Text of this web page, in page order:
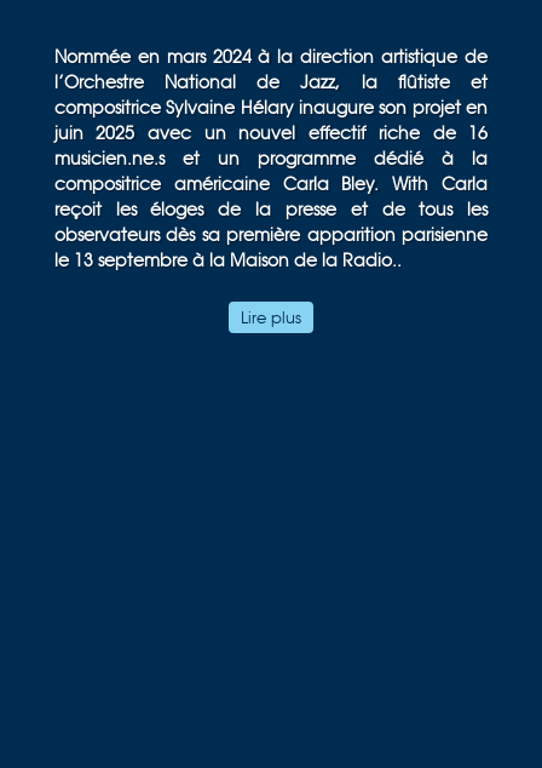
Nommée en mars 2024 à la direction artistique de
l’Orchestre National de Jazz, la flûtiste et
compositrice Sylvaine Hélary inaugure son projet en
juin 2025 avec un nouvel effectif riche de 16
musicien.ne.s et un programme dédié à la
compositrice américaine Carla Bley. With Carla
reçoit les éloges de la presse et de tous les
observateurs dès sa première apparition parisienne
le 13 septembre à la Maison de la Radio..
La création d’un second programme, dédié au
jeune public, suit de près : La Planète Sauvage,
Lire plus